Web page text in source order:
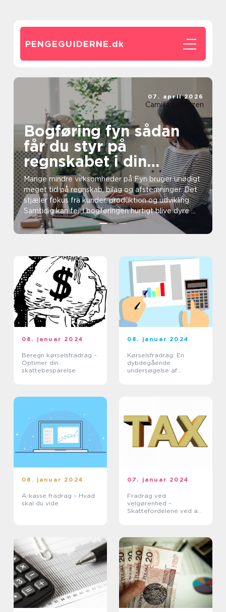
PENGEGUIDERNE.dk
Bogføring fyn sådan
får du styr på
regnskabet i din
virksomhed
Mange mindre virksomheder på Fyn bruger unødigt
meget tid på regnskab, bilag og afstemninger. Det
stjæler fokus fra kunder, produktion og udvikling.
Samtidig kan fejl i bogføringen hurtigt blive dyre ...
07. april 2026
Camilla Lauritzen
08. januar 2024
Beregn kørselsfradrag –
Optimer din
skattebesparelse
08. januar 2024
Kørselsfradrag: En
dybdegående
undersøgelse af
08. januar 2024
A-kasse fradrag – Hvad
skal du vide
07. januar 2024
Fradrag ved
velgørenhed –
Skattefordelene ved at